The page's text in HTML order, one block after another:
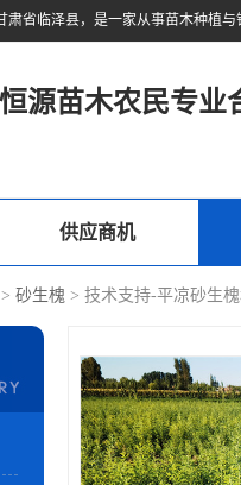
源苗木农民专业
供应商机
> 砂生槐 > 技术支持-平凉砂生